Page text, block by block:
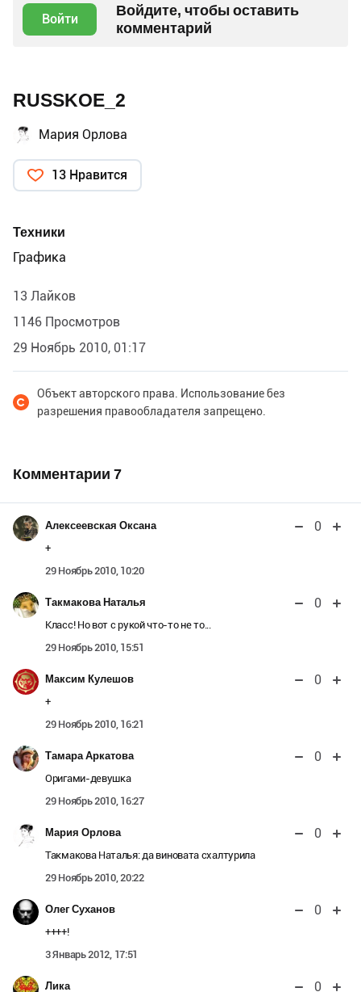
Войти
Войдите, чтобы оставить
комментарий
RUSSKOE_2
Мария Орлова
13 Нравится
Техники
Графика
13 Лайков
1146 Просмотров
29 Ноябрь 2010, 01:17
Объект авторского права. Использование без
разрешения правообладателя запрещено.
Комментарии 7
Алексеевская Оксана 0
+
29 Ноябрь 2010, 10:20
Такмакова Наталья 0
Класс! Но вот с рукой что-то не то...
29 Ноябрь 2010, 15:51
Максим Кулешов 0
+
29 Ноябрь 2010, 16:21
Тамара Аркатова 0
Оригами-девушка
29 Ноябрь 2010, 16:27
Мария Орлова 0
Такмакова Наталья: да виновата схалтурила
29 Ноябрь 2010, 20:22
Олег Суханов 0
++++!
3 Январь 2012, 17:51
Лика 0